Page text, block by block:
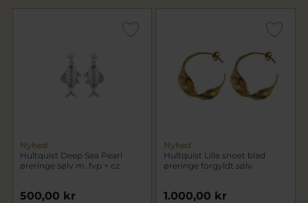
Nyhed
Hultquist Deep Sea Pearl
øreringe sølv m. fvp + cz
500,00 kr
Nyhed
Hultquist Lille snoet blad
øreringe forgyldt sølv
1.000,00 kr